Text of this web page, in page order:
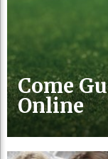
Come
Online